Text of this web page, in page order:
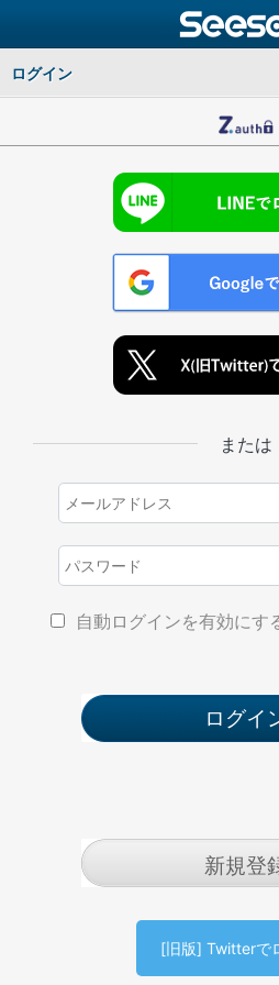
ログイン
または
自動ログインを有効にす
新規登
[旧版] Twitterで